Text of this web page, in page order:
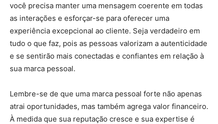
você precisa manter uma mensagem coerente em todas
as interações e esforçar-se para oferecer uma
experiência excepcional ao cliente. Seja verdadeiro em
tudo o que faz, pois as pessoas valorizam a autenticidade
e se sentirão mais conectadas e confiantes em relação à
sua marca pessoal.
Lembre-se de que uma marca pessoal forte não apenas
atrai oportunidades, mas também agrega valor financeiro.
À medida que sua reputação cresce e sua expertise é